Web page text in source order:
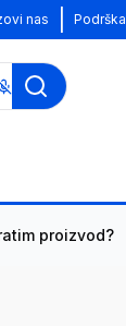
nas Podrška
proizvod?